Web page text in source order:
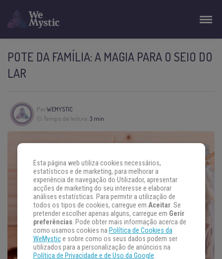
POTE DA FAMÍLIA: A MAGIA PARA O SEIO DO
LAR
PorWEMYSTIC
Tempo de leitura: 3 min
Esta página web utiliza cookies necessários,
estatísticos e de marketing, para melhorar a
experiência de navegação do Utilizador, apresentar
acções de marketing do seu interesse e elaborar
análises estatísticas. Para permitir a utilização de
todos os tipos de cookies, carregue em Aceitar. Se
pretender escolher apenas alguns, carregue em Gerir
preferências. Pode obter mais informação acerca de
como usamos cookies na Política de Cookies da
WeMystice sobre como os seus dados podem ser
utilizados para a personalização de anúncios na
Política de Privacidade e de Uso da Google.